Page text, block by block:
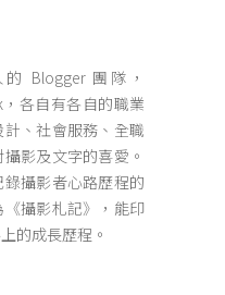
Blogger 團隊，
各自有各自的職業
、社會服務、全職
影及文字的喜愛。
錄攝影者心路歷程的
攝影札記》，能印
的成長歷程。